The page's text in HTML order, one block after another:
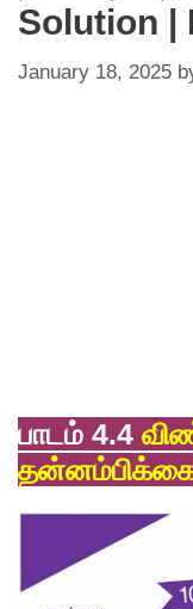
Solution |
January 18, 2025
பாடம் 4.4